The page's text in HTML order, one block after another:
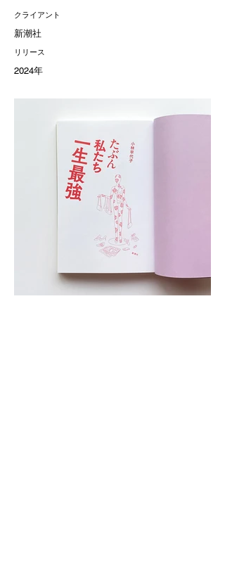
クライアント
新潮社
リリース
2024年